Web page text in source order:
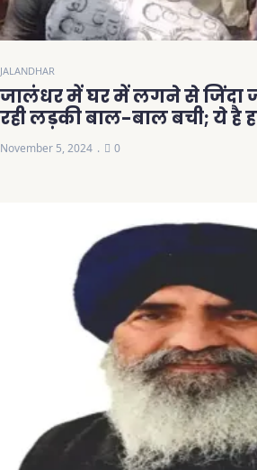
JALANDHAR
जालंधर में घर में लगने से जिंदा
रही लड़की बाल-बाल बची; ये है
November 5, 2024 0